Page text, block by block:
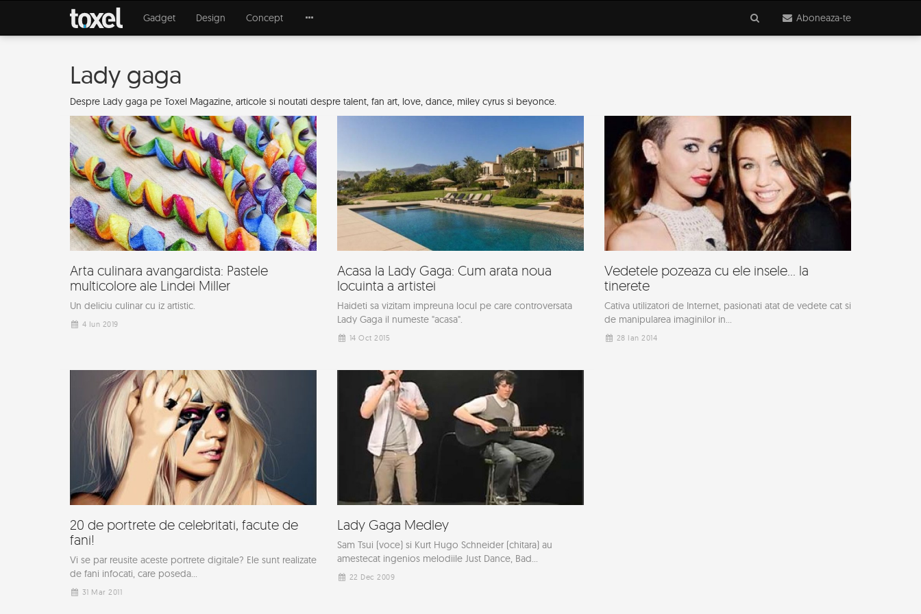
Aboneaza-te
Gadget Design Concept
Lady gaga
Despre Lady gaga pe Toxel Magazine, articole si noutati despre talent, fan art, love, dance, miley cyrus si beyonce.
Arta culinara avangardista: Pastele
multicolore ale Lindei Miller
Un deliciu culinar cu iz artistic.
4 Iun 2019
Acasa la Lady Gaga: Cum arata noua
locuinta a artistei
Haideti sa vizitam impreuna locul pe care controversata
Lady Gaga il numeste "acasa".
14 Oct 2015
Vedetele pozeaza cu ele insele... la
tinerete
Cativa utilizatori de Internet, pasionati atat de vedete cat si
de manipularea imaginilor in...
28 Ian 2014
20 de portrete de celebritati, facute de
fani!
Vi se par reusite aceste portrete digitale? Ele sunt realizate
de fani infocati, care poseda...
31 Mar 2011
Lady Gaga Medley
Sam Tsui (voce) si Kurt Hugo Schneider (chitara) au
amestecat ingenios melodiile Just Dance, Bad...
22 Dec 2009